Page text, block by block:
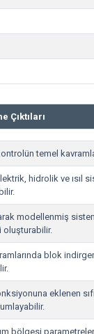
Çıktıları
temel
hidrolik ve ısıl
modellenmiş
oluşturabilir.
blok
eklenen
bölgesi